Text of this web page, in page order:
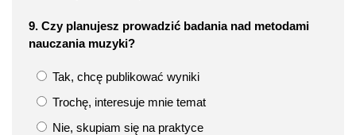
9. Czy planujesz prowadzić badania nad metodami
nauczania muzyki?
Tak, chcę publikować wyniki
Trochę, interesuje mnie temat
Nie, skupiam się na praktyce